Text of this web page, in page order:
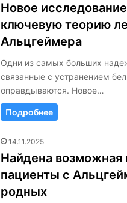
Новое
ключевую теорию
Альцгеймера
Одни из самых больших
связанные с устранением
оправдываются. Новое…
Подробнее
14.11.2025
Найдена возможная
пациенты с
родных